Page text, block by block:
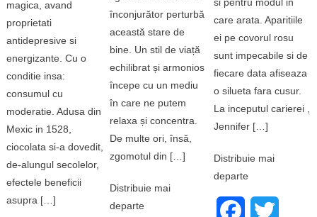
magica, avand
proprietati
antidepresive si
energizante. Cu o
conditie insa:
consumul cu
moderatie. Adusa din
Mexic in 1528,
ciocolata si-a dovedit,
de-alungul secolelor,
efectele beneficii
asupra […]
înconjurător perturbă
această stare de
bine. Un stil de viață
echilibrat și armonios
începe cu un mediu
în care ne putem
relaxa și concentra.
De multe ori, însă,
zgomotul din […]
Distribuie mai
departe
care arata. Aparitiile
ei pe covorul rosu
sunt impecabile si de
fiecare data afiseaza
o silueta fara cusur.
La inceputul carierei ,
Jennifer […]
Distribuie mai
departe
Facebook